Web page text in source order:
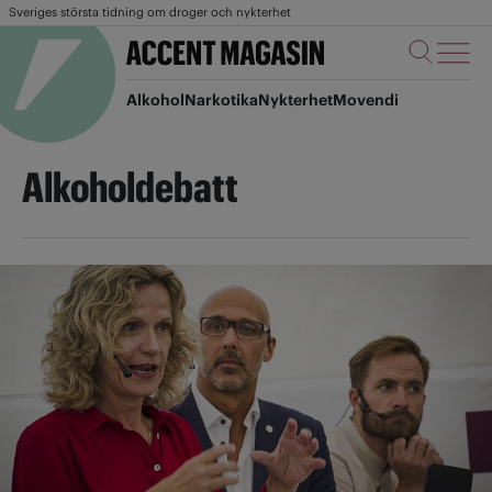
Sveriges största tidning om droger och nykterhet
AlkoholNarkotikaNykterhetMovendi
Alkoholdebatt